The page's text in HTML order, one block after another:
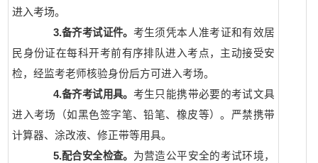
进入考场。
3.备齐考试证件。 考生须凭本人准考证和有效居
民身份证在每科开考前有序排队进入考点，主动接受安
检，经监考老师核验身份后方可进入考场。
4.备齐考试用具。 考生只能携带必要的考试文具
进入考场（如黑色签字笔、铅笔、橡皮等）。严禁携带
计算器、涂改液、修正带等用具。
5.配合安全检查。 为营造公平安全的考试环境，